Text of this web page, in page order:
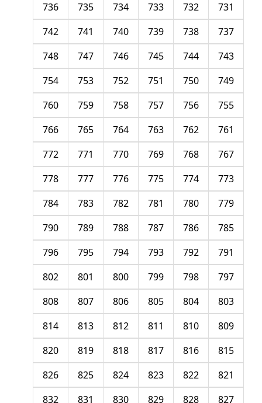
731
732
733
734
735
736
737
738
739
740
741
742
743
744
745
746
747
748
749
750
751
752
753
754
755
756
757
758
759
760
761
762
763
764
765
766
767
768
769
770
771
772
773
774
775
776
777
778
779
780
781
782
783
784
785
786
787
788
789
790
791
792
793
794
795
796
797
798
799
800
801
802
803
804
805
806
807
808
809
810
811
812
813
814
815
816
817
818
819
820
821
822
823
824
825
826
827
828
829
830
831
832